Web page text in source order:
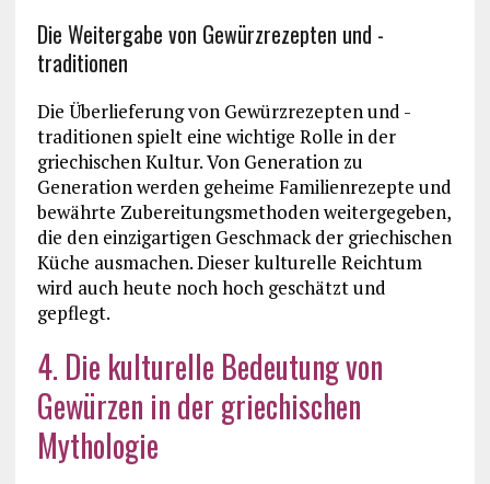
Die Weitergabe von Gewürzrezepten und -
traditionen
Die Überlieferung von Gewürzrezepten und -
traditionen spielt eine wichtige Rolle in der
griechischen Kultur. Von Generation zu
Generation werden geheime Familienrezepte und
bewährte Zubereitungsmethoden weitergegeben,
die den einzigartigen Geschmack der griechischen
Küche ausmachen. Dieser kulturelle Reichtum
wird auch heute noch hoch geschätzt und
gepflegt.
4. Die kulturelle Bedeutung von
Gewürzen in der griechischen
Mythologie